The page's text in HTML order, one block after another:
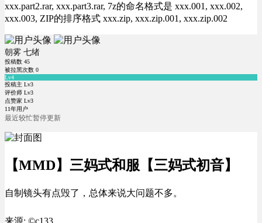
xxx.part2.rar, xxx.part3.rar, 7z的命名格式是 xxx.001, xxx.002,
xxx.003, ZIP的排序格式 xxx.zip, xxx.zip.001, xxx.zip.002
朝雾 七绪
投稿数 45
被拉黑次数 0
Lv4
投稿主 Lv3
评价师 Lv3
点赞家 Lv3
11年用户
最近较忙暂停更新
【MMD】三妈式和服【三妈式初音】
自制镜头有点毁了，总体来说大问题不多。
来源: ©c133